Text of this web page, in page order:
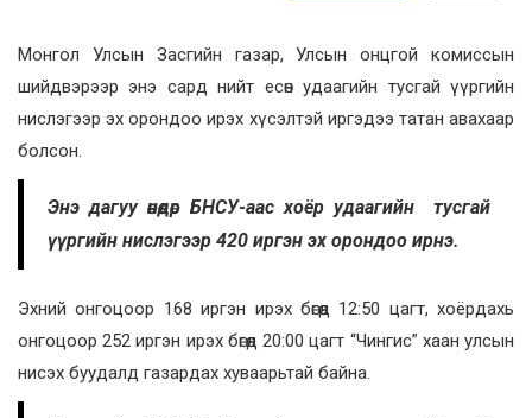
Монгол Улсын Засгийн газар, Улсын онцгой комиссын
шийдвэрээр энэ сард нийт есөн удаагийн тусгай үүргийн
нислэгээр эх орондоо ирэх хүсэлтэй иргэдээ татан авахаар
болсон.
Энэ дагуу өнөөдөр БНСУ-аас хоёр удаагийн тусгай
үүргийн нислэгээр 420 иргэн эх орондоо ирнэ.
Эхний онгоцоор 168 иргэн ирэх бөгөөд 12:50 цагт, хоёрдахь
онгоцоор 252 иргэн ирэх бөгөөд 20:00 цагт “Чингис” хаан улсын
нисэх буудалд газардах хуваарьтай байна.